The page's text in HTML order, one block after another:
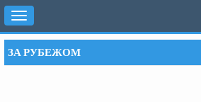
Toggle
navigation
ЗА РУБЕЖОМ